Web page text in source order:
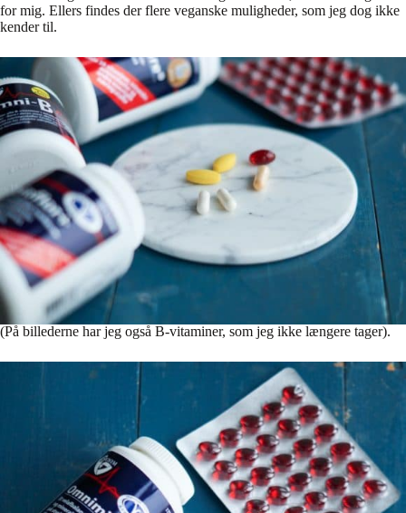
for mig. Ellers findes der flere veganske muligheder, som jeg dog ikke
kender til.
(På billederne har jeg også B-vitaminer, som jeg ikke længere tager).